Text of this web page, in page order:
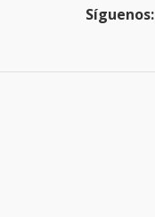
Síguenos: